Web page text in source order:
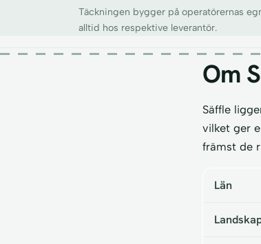
Täckningen bygger på operatörernas
alltid hos respektive leverantör.
Om
Säffle
vilket ger
främst de
Län